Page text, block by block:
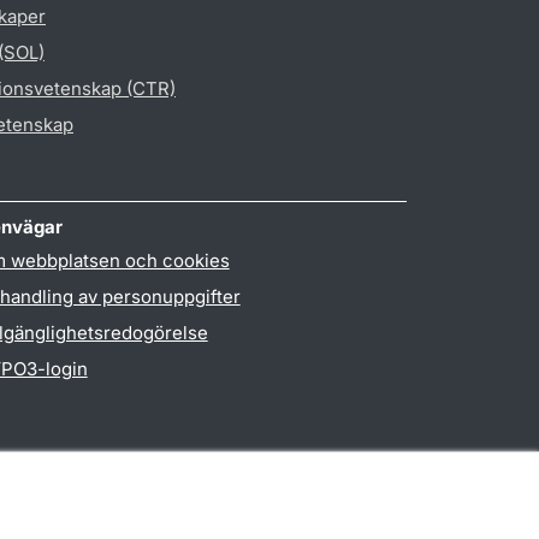
(CTR)
webbplatsen och cookies
av personuppgifter
login